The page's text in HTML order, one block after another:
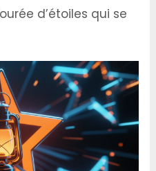
d’étoiles qui se